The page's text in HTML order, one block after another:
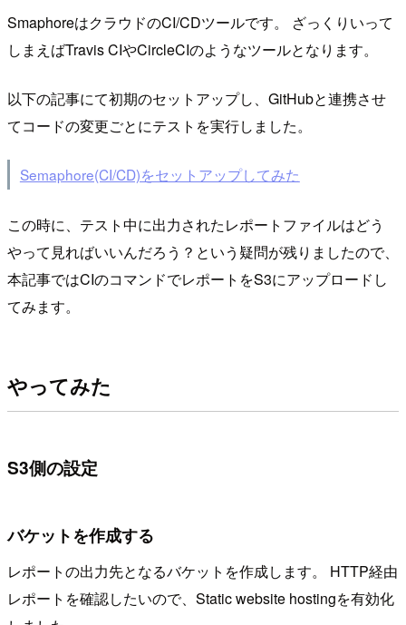
SmaphoreはクラウドのCI/CDツールです。 ざっくりいって
しまえばTravis CIやCircleCIのようなツールとなります。
以下の記事にて初期のセットアップし、GitHubと連携させ
てコードの変更ごとにテストを実行しました。
Semaphore(CI/CD)をセットアップしてみた
この時に、テスト中に出力されたレポートファイルはどう
やって見ればいいんだろう？という疑問が残りましたので、
本記事ではCIのコマンドでレポートをS3にアップロードし
てみます。
やってみた
S3側の設定
バケットを作成する
レポートの出力先となるバケットを作成します。 HTTP経由
レポートを確認したいので、Static website hostingを有効化